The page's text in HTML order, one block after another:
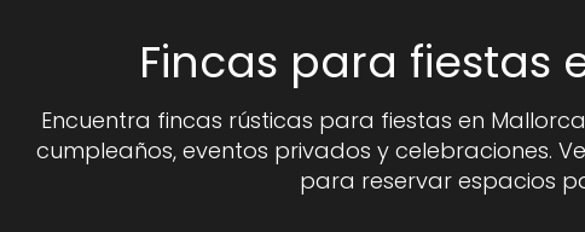
Fincas para fiestas
Encuentra fincas rústicas para fiestas en
cumpleaños, eventos privados y celebraciones.
para reservar espacios